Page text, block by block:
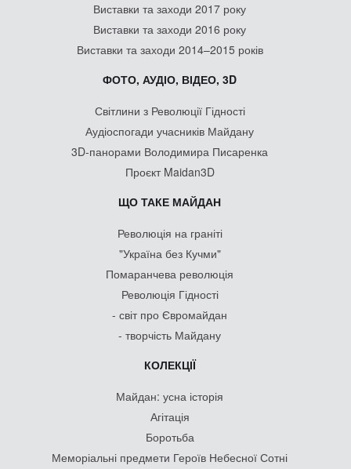
Виставки та заходи 2017 року
Виставки та заходи 2016 року
Виставки та заходи 2014–2015 років
ФОТО, АУДІО, ВІДЕО, 3D
Світлини з Революції Гідності
Аудіоспогади учасників Майдану
3D-панорами Володимира Писаренка
Проєкт Maidan3D
ЩО ТАКЕ МАЙДАН
Революція на граніті
"Україна без Кучми"
Помаранчева революція
Революція Гідності
- світ про Євромайдан
- творчість Майдану
КОЛЕКЦІЇ
Майдан: усна історія
Агітація
Боротьба
Меморіальні предмети Героїв Небесної Сотні